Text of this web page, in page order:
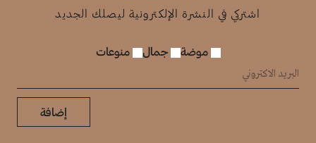
اشتركي في النشرة الإلكترونية ليصلك الجديد
موضة جمال منوعات
إضافة